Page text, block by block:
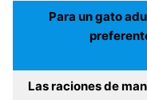
Para un gato
Las raciones de